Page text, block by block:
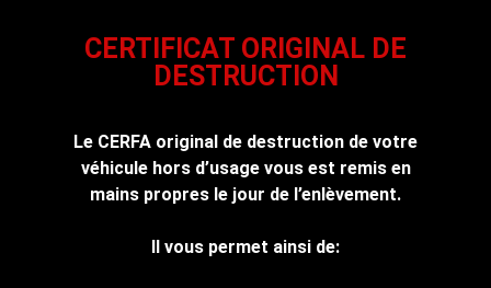
CERTIFICAT ORIGINAL DE
DESTRUCTION
Le CERFA original de destruction de votre
véhicule hors d’usage vous est remis en
mains propres le jour de l’enlèvement.
Il vous permet ainsi de: